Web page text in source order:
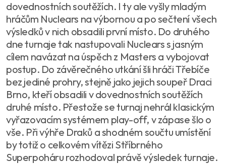
dovednostních soutěžích. I ty ale vyšly mladým
hráčům Nuclears na výbornou a po sečtení všech
výsledků v nich obsadili první místo. Do druhého
dne turnaje tak nastupovali Nuclears s jasným
cílem navázat na úspěch z Masters a vybojovat
postup. Do závěrečného utkání šli hráči Třebíče
bez jediné prohry, stejně jako jejich soupeř Draci
Brno, kteří obsadili v dovednostních soutěžích
druhé místo. Přestože se turnaj nehrál klasickým
vyřazovacím systémem play-off, v zápase šlo o
vše. Při výhře Draků a shodném součtu umístění
by totiž o celkovém vítězi Stříbrného
Superpoháru rozhodoval právě výsledek turnaje.